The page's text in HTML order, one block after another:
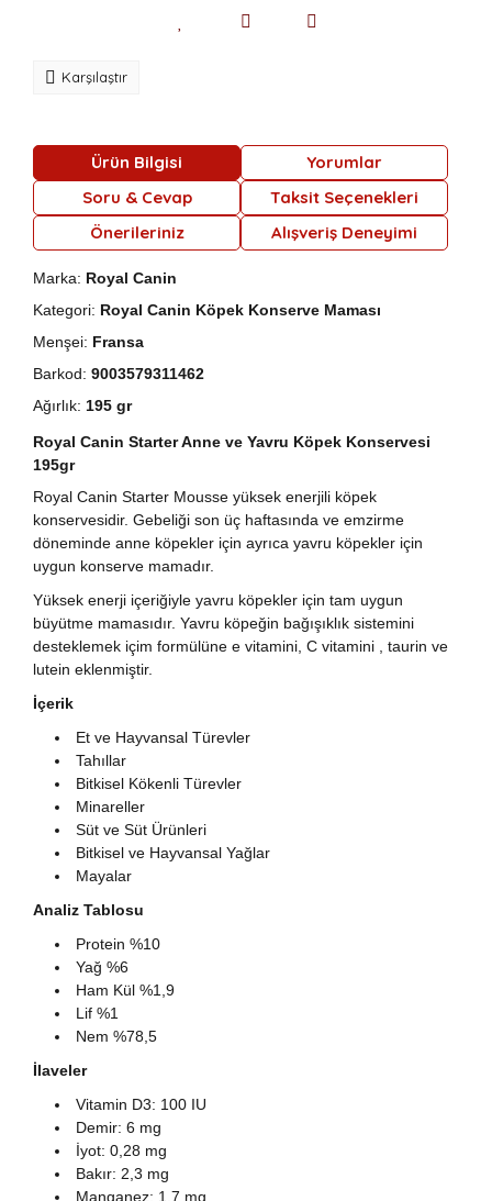
Karşılaştır
Ürün Bilgisi
Yorumlar
Soru & Cevap
Taksit Seçenekleri
Önerileriniz
Alışveriş Deneyimi
Marka: Royal Canin
Kategori: Royal Canin Köpek Konserve Maması
Menşei: Fransa
Barkod: 9003579311462
Ağırlık: 195 gr
Royal Canin Starter Anne ve Yavru Köpek Konservesi
195gr
Royal Canin Starter Mousse yüksek enerjili köpek
konservesidir. Gebeliği son üç haftasında ve emzirme
döneminde anne köpekler için ayrıca yavru köpekler için
uygun konserve mamadır.
Yüksek enerji içeriğiyle yavru köpekler için tam uygun
büyütme mamasıdır. Yavru köpeğin bağışıklık sistemini
desteklemek içim formülüne e vitamini, C vitamini , taurin ve
lutein eklenmiştir.
İçerik
Et ve Hayvansal Türevler
Tahıllar
Bitkisel Kökenli Türevler
Minareller
Süt ve Süt Ürünleri
Bitkisel ve Hayvansal Yağlar
Mayalar
Analiz Tablosu
Protein %10
Yağ %6
Ham Kül %1,9
Lif %1
Nem %78,5
İlaveler
Vitamin D3: 100 IU
Demir: 6 mg
İyot: 0,28 mg
Bakır: 2,3 mg
Manganez: 1,7 mg